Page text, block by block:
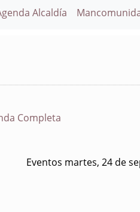
Alcaldía
Completa
Eventos martes, 24 de